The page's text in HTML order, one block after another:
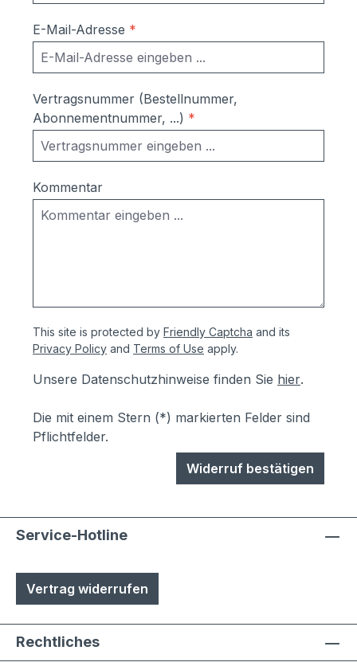
E-Mail-Adresse *
Vertragsnummer (Bestellnummer,
Abonnementnummer, ...) *
Kommentar
This site is protected by Friendly Captcha and its
Privacy Policy and Terms of Use apply.
Unsere Datenschutzhinweise finden Sie hier.
Die mit einem Stern (*) markierten Felder sind
Pflichtfelder.
Widerruf bestätigen
Service-Hotline
Vertrag widerrufen
Rechtliches